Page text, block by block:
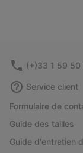
(+)33 1 59 50
Service client
Formulaire de
Guide des tailles
Guide d'entretien